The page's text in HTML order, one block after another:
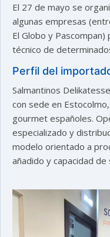
El 27 de mayo se
algunas empresas
El Globo y
técnico de
Perfil del
Salmantinos
con sede en
gourmet españoles.
especializado y
modelo orientado a
añadido y capacidad